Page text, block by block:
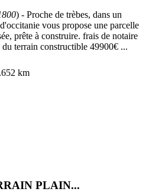
) - Proche de trèbes, dans un
vous propose une parcelle
prête à construire. frais de notaire
terrain constructible 49900€ ...
km
PLAIN...